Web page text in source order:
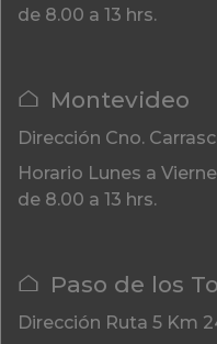
de 8.00 a 13 hrs.
Montevideo
Dirección Cno.
Horario Lunes a
de 8.00 a 13 hrs.
Paso de los
Dirección Ruta 5 Km